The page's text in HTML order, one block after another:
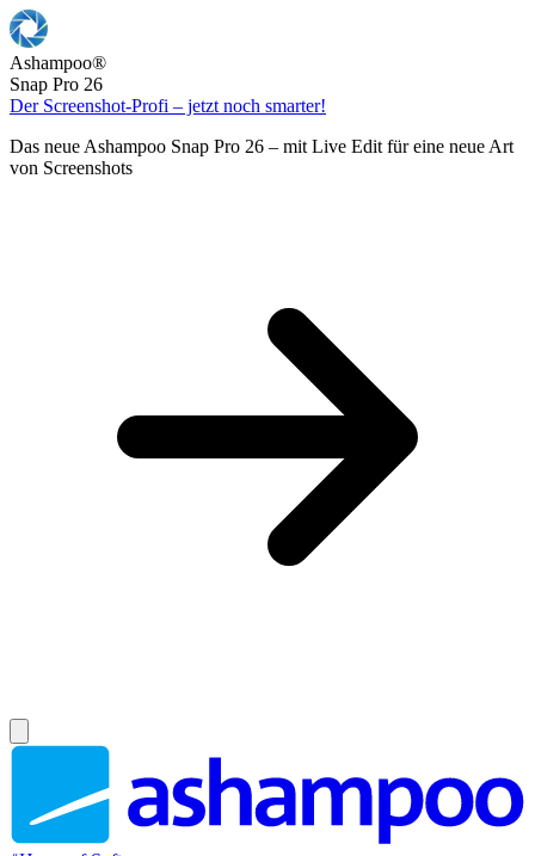
Ashampoo®
Snap Pro 26
Der Screenshot-Profi – jetzt noch smarter!
Das neue Ashampoo Snap Pro 26 – mit Live Edit für eine neue Art
von Screenshots